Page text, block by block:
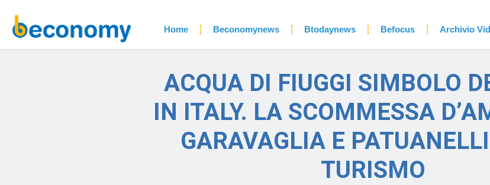
Home Beconomynews Btodaynews Befocus Archivio
ACQUA DI FIUGGI SIMBOLO
IN ITALY. LA SCOMMESSA
GARAVAGLIA E
TURISMO